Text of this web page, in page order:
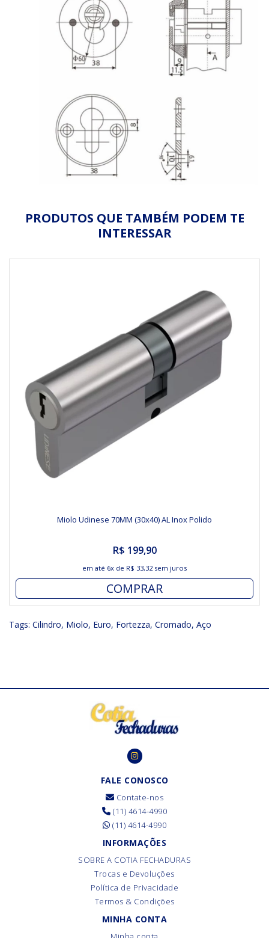
PRODUTOS QUE TAMBÉM PODEM TE
INTERESSAR
Miolo Udinese 70MM (30x40) AL Inox Polido
R$ 199,90
em até 6x de R$ 33,32sem juros
COMPRAR
Tags: Cilindro, Miolo, Euro, Fortezza, Cromado, Aço
FALE CONOSCO
Contate-nos
(11) 4614-4990
(11) 4614-4990
INFORMAÇÕES
SOBRE A COTIA FECHADURAS
Trocas e Devoluções
Política de Privacidade
Termos & Condições
MINHA CONTA